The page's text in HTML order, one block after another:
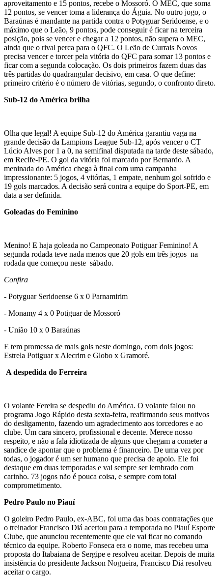
aproveitamento e 15 pontos, recebe o Mossoró. O MEC, que soma
12 pontos, se vencer toma a liderança do Águia. No outro jogo, o
Baraúnas é mandante na partida contra o Potyguar Seridoense, e o
máximo que o Leão, 9 pontos, pode conseguir é ficar na terceira
posição, pois se vencer e chegar a 12 pontos, não supera o MEC,
ainda que o rival perca para o QFC. O Leão de Currais Novos
precisa vencer e torcer pela vitória do QFC para somar 13 pontos e
ficar com a segunda colocação. Os dois primeiros fazem duas das
três partidas do quadrangular decisivo, em casa. O que define:
primeiro critério é o número de vitórias, segundo, o confronto direto.
Sub-12 do América brilha
Olha que legal! A equipe Sub-12 do América garantiu vaga na
grande decisão da Lampions League Sub-12, após vencer o CT
Lúcio Alves por 1 a 0, na semifinal disputada na tarde deste sábado,
em Recife-PE. O gol da vitória foi marcado por Bernardo. A
meninada do América chega à final com uma campanha
impressionante: 5 jogos, 4 vitórias, 1 empate, nenhum gol sofrido e
19 gols marcados. A decisão será contra a equipe do Sport-PE, em
data a ser definida.
Goleadas do Feminino
Menino! E haja goleada no Campeonato Potiguar Feminino! A
segunda rodada teve nada menos que 20 gols em três jogos na
rodada que começou neste sábado.
Confira
- Potyguar Seridoense 6 x 0 Parnamirim
- Monamy 4 x 0 Potiguar de Mossoró
- União 10 x 0 Baraúnas
E tem promessa de mais gols neste domingo, com dois jogos:
Estrela Potiguar x Alecrim e Globo x Gramoré.
A despedida do Ferreira
O volante Fereira se despediu do América. O volante falou no
programa Jogo Rápido desta sexta-feira, reafirmando seus motivos
do desligamento, fazendo um agradecimento aos torcedores e ao
clube. Um cara sincero, profissional e decente. Merece nosso
respeito, e não a fala idiotizada de alguns que chegam a cometer a
sandice de apontar que o problema é financeiro. De uma vez por
todas, o jogador é um ser humano que precisa de apoio. Ele foi
destaque em duas temporadas e vai sempre ser lembrado com
carinho. 73 jogos não é pouca coisa, e sempre com total
comprometimento.
Pedro Paulo no Piauí
O goleiro Pedro Paulo, ex-ABC, foi uma das boas contratações que
o treinador Francisco Diá acertou para a temporada no Piauí Esporte
Clube, que anunciou recentemente que ele vai ficar no comando
técnico da equipe. Roberto Fonseca era o nome, mas recebeu uma
proposta do Itabaiana de Sergipe e resolveu aceitar. Depois de muita
insistência do presidente Jackson Nogueira, Francisco Diá resolveu
aceitar o cargo.